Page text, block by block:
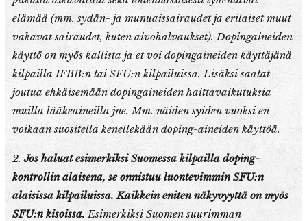
elämää (mm. sydän- ja munuaissairaudet ja erilaiset muut
vakavat sairaudet, kuten aivohalvaukset). Dopingaineiden
käyttö on myös kallista ja et voi dopingaineiden käyttäjänä
kilpailla IFBB:n tai SFU:n kilpailuissa. Lisäksi saatat
joutua ehkäisemään dopingaineiden haittavaikutuksia
muilla lääkeaineilla jne. Mm. näiden syiden vuoksi en
voikaan suositella kenellekään doping-aineiden käyttöä.
2.Jos haluat esimerkiksi Suomessa kilpailla doping-
kontrollin alaisena, se onnistuu luontevimmin SFU:n
alaisissa kilpailuissa. Kaikkein eniten näkyvyyttä on myös
SFU:n kisoissa. Esimerkiksi Suomen suurimman